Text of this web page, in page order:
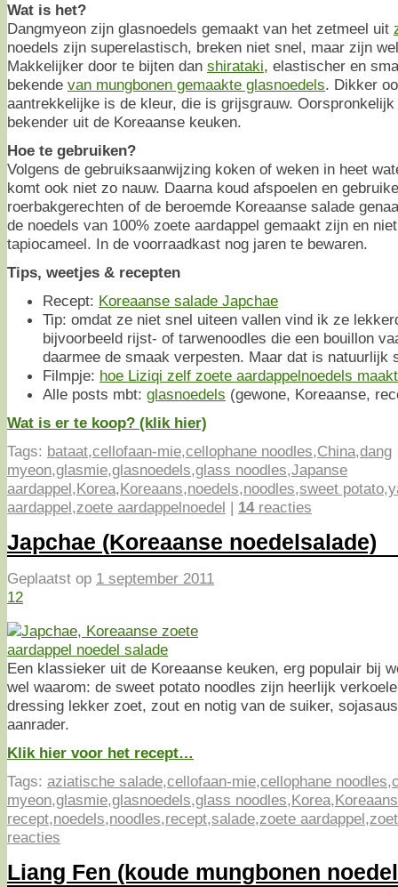
Wat is het?
Dangmyeon zijn glasnoedels gemaakt van het zetmeel uit
noedels zijn superelastisch, breken niet snel, maar zijn
Makkelijker door te bijten dan shirataki, elastischer en
bekende van mungbonen gemaakte glasnoedels. Dikker
aantrekkelijke is de kleur, die is grijsgrauw.
bekender uit de Koreaanse keuken.
Hoe te gebruiken?
Volgens de gebruiksaanwijzing koken of weken in heet
komt ook niet zo nauw. Daarna koud afspoelen en
roerbakgerechten of de beroemde Koreaanse salade
de noedels van 100% zoete aardappel gemaakt zijn en
tapiocameel. In de voorraadkast nog jaren te bewaren.
Tips, weetjes & recepten
Recept: Koreaanse salade Japchae
Tip: omdat ze niet snel uiteen vallen vind ik ze
bijvoorbeeld rijst- of tarwenoodles die een bouillon
daarmee de smaak verpesten. Maar dat is natuurlijk
Filmpje: hoe Liziqi zelf zoete aardappelnoedels
Alle posts mbt: glasnoedels (gewone, Koreaanse,
Wat is er te koop? (klik hier)
Tags: bataat,cellofaan-mie,cellophane noodles,China,dang
myeon,glasmie,glasnoedels,glass noodles,Japanse
aardappel,Korea,Koreaans,noedels,noodles,sweet potato,
aardappel,zoete aardappelnoedel | 14reacties
Japchae (Koreaanse noedelsalade)
Geplaatst op 1 september 2011
12
Een klassieker uit de Koreaanse keuken, erg populair bij
wel waarom: de sweet potato noodles zijn heerlijk
dressing lekker zoet, zout en notig van de suiker,
aanrader.
Klik hier voor het recept…
Tags: aziatische salade,cellofaan-mie,cellophane noodles,
myeon,glasmie,glasnoedels,glass noodles,Korea,Koreaans
recept,noedels,noodles,recept,salade,zoete aardappel,
reacties
Liang Fen (koude mungbonen